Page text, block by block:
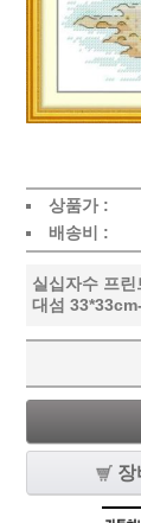
상품가 :
배송비 :
실십자수 프
대섬
장